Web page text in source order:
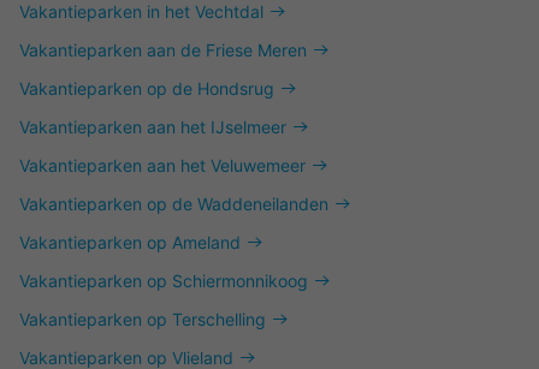
Vakantieparken in het Vechtdal
Vakantieparken aan de Friese Meren
Vakantieparken op de Hondsrug
Vakantieparken aan het IJselmeer
Vakantieparken aan het Veluwemeer
Vakantieparken op de Waddeneilanden
Vakantieparken op Ameland
Vakantieparken op Schiermonnikoog
Vakantieparken op Terschelling
Vakantieparken op Vlieland